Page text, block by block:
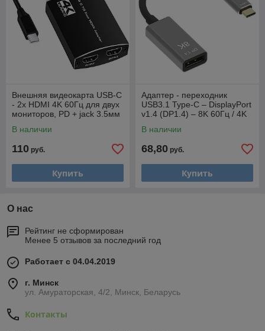
Внешняя видеокарта USB-C
- 2х HDMI 4K 60Гц для двух
мониторов, PD + jack 3.5мм
В наличии
110 руб.
Купить
Адаптер - переходник
USB3.1 Type-C – DisplayPort
v1.4 (DP1.4) – 8K 60Гц / 4K
с, 12
В наличии
68,80 руб.
Купить
О нас
Рейтинг не сформирован
Менее 5 отзывов за последний год
Работает с 04.04.2019
г. Минск
ул. Амураторская, 4/2, Минск, Беларусь
Контакты